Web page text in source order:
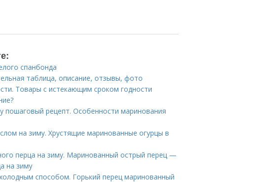
спанбонда
таблица, описание, отзывы, фото
Товары с истекающим сроком годности
пошаговый рецепт. Особенности маринования
на зиму. Хрустящие маринованные огурцы в
перца на зиму. Маринованный острый перец —
на зиму
способом. Горький перец маринованный